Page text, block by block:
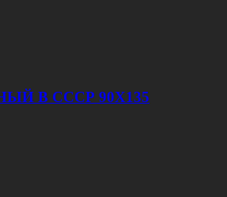
В СССР 90Х135